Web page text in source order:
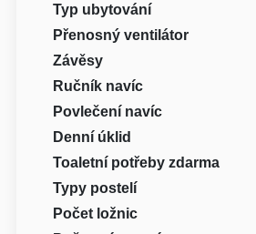
Typ ubytování
Přenosný ventilátor
Závěsy
Ručník navíc
Povlečení navíc
Denní úklid
Toaletní potřeby zdarma
Typy postelí
Počet ložnic